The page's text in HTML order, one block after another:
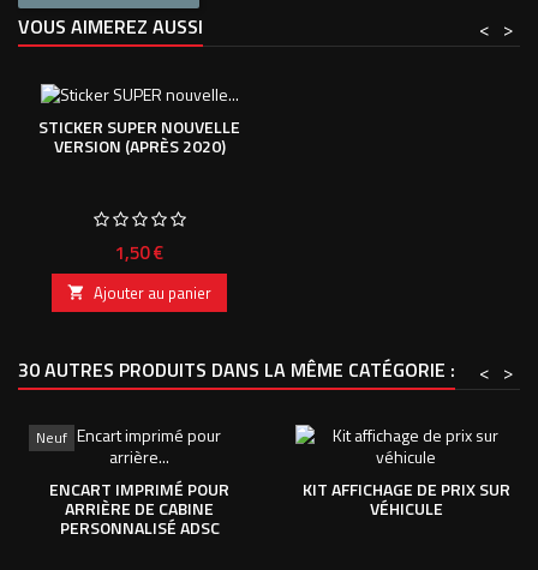
VOUS AIMEREZ AUSSI >
<
STICKER SUPER NOUVELLE
VERSION (APRÈS 2020)
Prix
1,50 €
 Ajouter au panier
30 AUTRES PRODUITS DANS LA MÊME CATÉGORIE : >
<
Neuf
ENCART IMPRIMÉ POUR
ARRIÈRE DE CABINE
PERSONNALISÉ ADSC
KIT AFFICHAGE DE PRIX SUR
VÉHICULE